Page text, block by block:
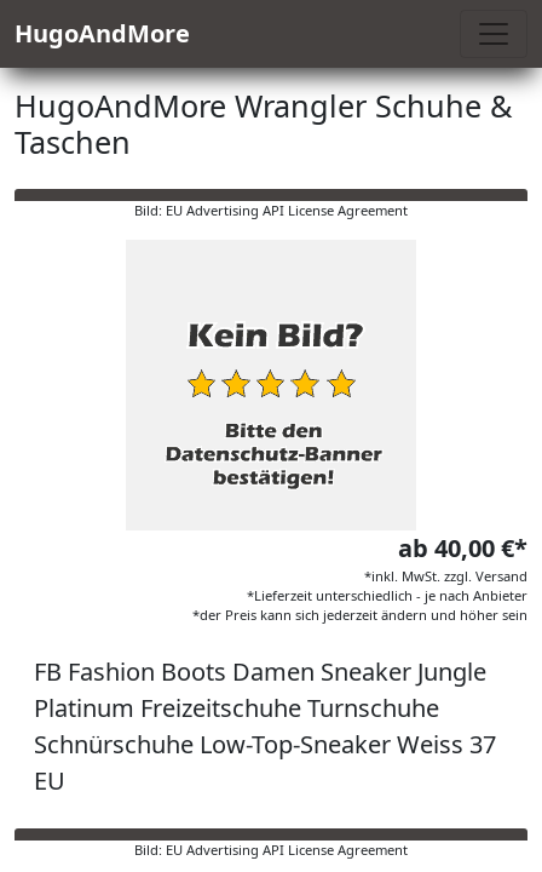
HugoAndMore
HugoAndMore Wrangler Schuhe &
Taschen
Bild: EU Advertising API License Agreement
ab 40,00 €*
*inkl. MwSt. zzgl. Versand
*Lieferzeit unterschiedlich - je nach Anbieter
*der Preis kann sich jederzeit ändern und höher sein
FB Fashion Boots Damen Sneaker Jungle
Platinum Freizeitschuhe Turnschuhe
Schnürschuhe Low-Top-Sneaker Weiss 37
EU
Bild: EU Advertising API License Agreement